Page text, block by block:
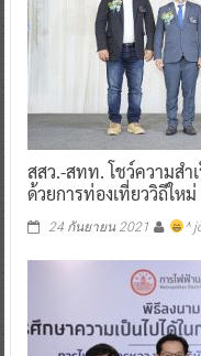
สสว.-สทท. โชว์ความสำ
ด้วยการท่องเที่ยววิถีใหม่
24 กันยายน 2021 ^